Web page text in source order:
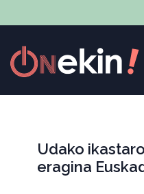
Udako
eragina